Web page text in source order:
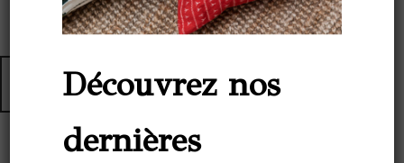
Découvrez nos
dernières